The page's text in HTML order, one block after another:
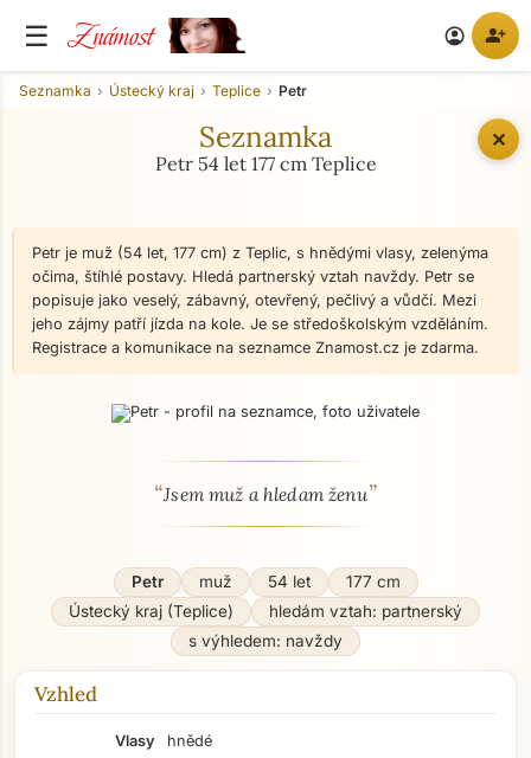
☰ Známost account_circle person_add
✕
Seznamka Ústecký kraj Teplice Petr
Seznamka
Petr 54 let 177 cm Teplice
Petr je muž (54 let, 177 cm) z Teplic, s hnědými vlasy, zelenýma
očima, štíhlé postavy. Hledá partnerský vztah navždy. Petr se
popisuje jako veselý, zábavný, otevřený, pečlivý a vůdčí. Mezi
jeho zájmy patří jízda na kole. Je se středoškolským vzděláním.
Registrace a komunikace na seznamce Znamost.cz je zdarma.
O mně - seznamka profil
“Jsem muž a hledam ženu”
Petr muž 54 let
177 cm
Ústecký kraj (Teplice)
hledám vztah: partnerský
s výhledem: navždy
Vzhled
Vlasy
hnědé